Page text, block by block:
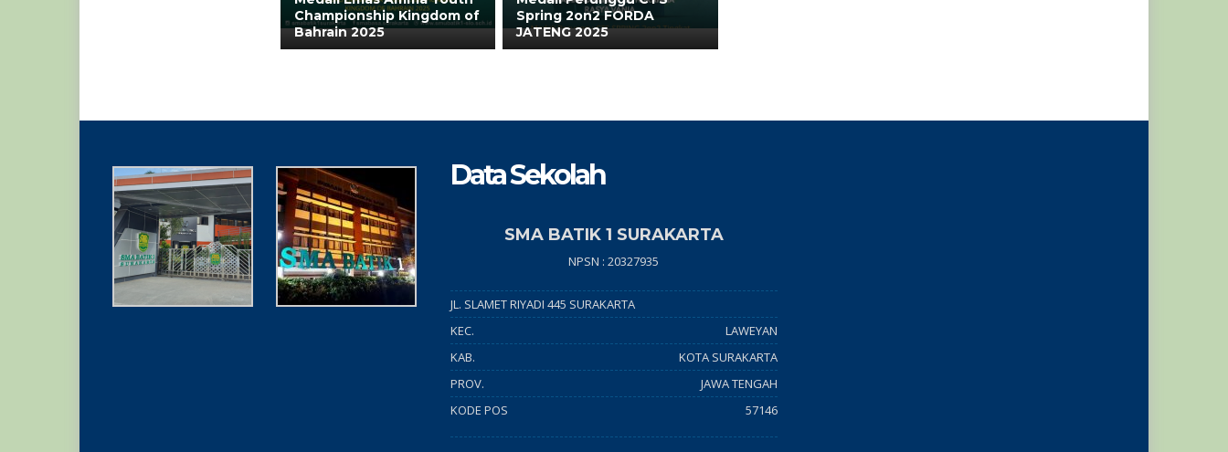
Championship Kingdom of
Bahrain 2025
Spring 2on2 FORDA
JATENG 2025
Data Sekolah
SMA BATIK 1 SURAKARTA
NPSN : 20327935
JL. SLAMET RIYADI 445 SURAKARTA
KEC.
LAWEYAN
KAB.
KOTA SURAKARTA
PROV.
JAWA TENGAH
KODE POS
57146